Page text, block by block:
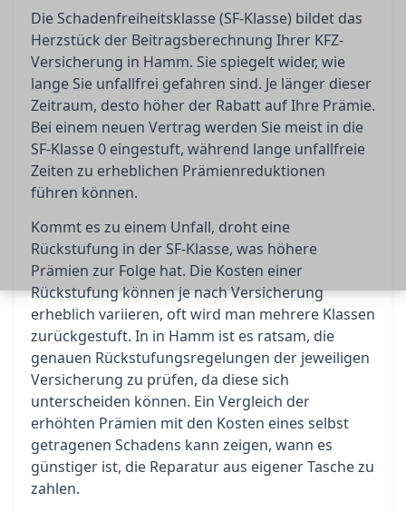
Die Schadenfreiheitsklasse (SF-Klasse) bildet das
Herzstück der Beitragsberechnung Ihrer KFZ-
Versicherung in Hamm. Sie spiegelt wider, wie
lange Sie unfallfrei gefahren sind. Je länger dieser
Zeitraum, desto höher der Rabatt auf Ihre Prämie.
Bei einem neuen Vertrag werden Sie meist in die
SF-Klasse 0 eingestuft, während lange unfallfreie
Zeiten zu erheblichen Prämienreduktionen
führen können.
Kommt es zu einem Unfall, droht eine
Rückstufung in der SF-Klasse, was höhere
Prämien zur Folge hat. Die Kosten einer
Rückstufung können je nach Versicherung
erheblich variieren, oft wird man mehrere Klassen
zurückgestuft. In in Hamm ist es ratsam, die
genauen Rückstufungsregelungen der jeweiligen
Versicherung zu prüfen, da diese sich
unterscheiden können. Ein Vergleich der
erhöhten Prämien mit den Kosten eines selbst
getragenen Schadens kann zeigen, wann es
günstiger ist, die Reparatur aus eigener Tasche zu
zahlen.